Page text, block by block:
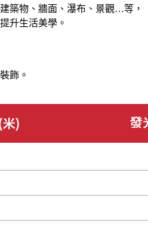
築物、牆面、瀑布、景觀…等，
升生活美學。
飾。